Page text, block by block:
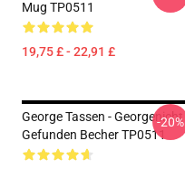
Mug TP0511
19,75 £ - 22,91 £
George Tassen - Georgenicht
Gefunden Becher TP0511
-20%